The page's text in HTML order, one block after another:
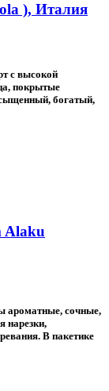
), Италия
с высокой
покрытые
богатый,
Alaku
ароматные, сочные,
нарезки,
В пакетике